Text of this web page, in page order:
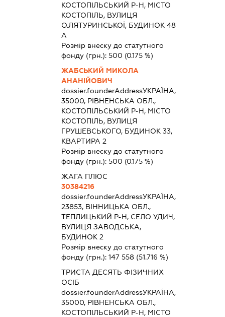
КОСТОПІЛЬСЬКИЙ Р-Н, МІСТО
КОСТОПІЛЬ, ВУЛИЦЯ
О.ЛЯТУРИНСЬКОЇ, БУДИНОК 48
А
Розмір внеску до статутного
фонду (грн.): 500 (0.175 %)
ЖАБСЬКИЙ МИКОЛА
АНАНІЙОВИЧ
dossier.founderAddressУКРАЇНА,
35000, РІВНЕНСЬКА ОБЛ.,
КОСТОПІЛЬСЬКИЙ Р-Н, МІСТО
КОСТОПІЛЬ, ВУЛИЦЯ
ГРУШЕВСЬКОГО, БУДИНОК 33,
КВАРТИРА 2
Розмір внеску до статутного
фонду (грн.): 500 (0.175 %)
ЖАГА ПЛЮС
30384216
dossier.founderAddressУКРАЇНА,
23853, ВІННИЦЬКА ОБЛ.,
ТЕПЛИЦЬКИЙ Р-Н, СЕЛО УДИЧ,
ВУЛИЦЯ ЗАВОДСЬКА,
БУДИНОК 2
Розмір внеску до статутного
фонду (грн.): 147 558(51.716 %)
ТРИСТА ДЕСЯТЬ ФІЗИЧНИХ
ОСІБ
dossier.founderAddressУКРАЇНА,
35000, РІВНЕНСЬКА ОБЛ.,
КОСТОПІЛЬСЬКИЙ Р-Н, МІСТО